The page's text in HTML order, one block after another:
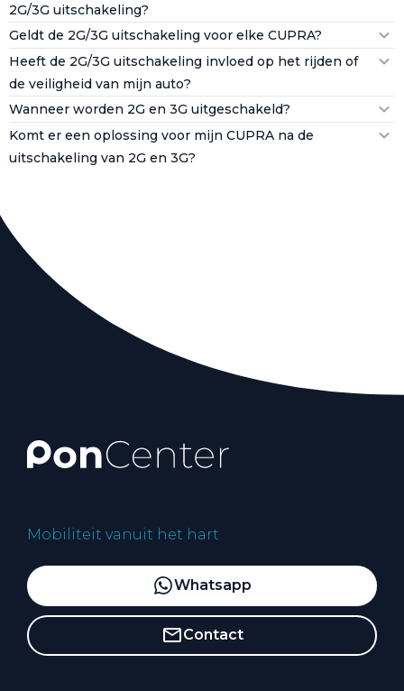
2G/3G uitschakeling?
Geldt de 2G/3G uitschakeling voor elke CUPRA?
Heeft de 2G/3G uitschakeling invloed op het rijden of
de veiligheid van mijn auto?
Wanneer worden 2G en 3G uitgeschakeld?
Komt er een oplossing voor mijn CUPRA na de
uitschakeling van 2G en 3G?
Mobiliteit vanuit het hart
Whatsapp
Contact